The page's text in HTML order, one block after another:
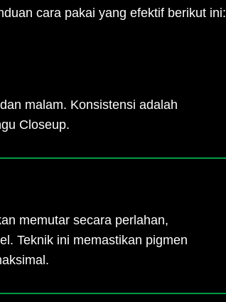
cara pakai yang efektif berikut ini:
malam. Konsistensi adalah
Closeup.
memutar secara perlahan,
Teknik ini memastikan pigmen